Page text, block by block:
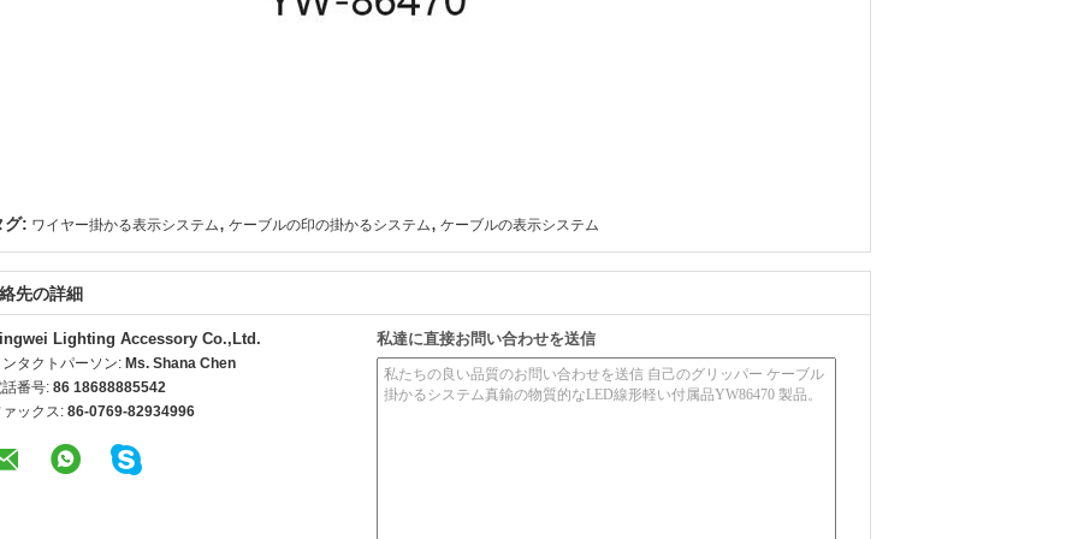
グ: ワイヤー掛かる表示システム, ケーブルの印の掛かるシステム, ケーブルの表示システム
先の詳細
Lighting Accessory Co.,Ltd.
タクトパーソン: Ms. Shana Chen
番号: 86 18688885542
ックス: 86-0769-82934996
私達に直接お問い合わせを送信